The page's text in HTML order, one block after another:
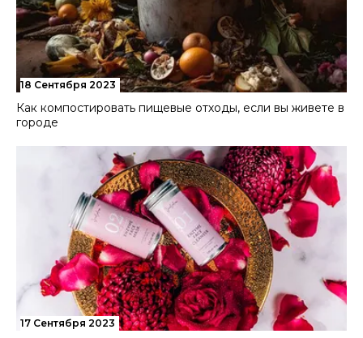
18 Сентября 2023
Как компостировать пищевые отходы, если вы живете в
городе
17 Сентября 2023